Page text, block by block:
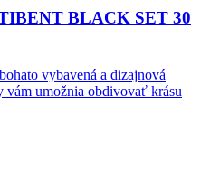
BLACK SET 30
vybavená a dizajnová
vám umožnia obdivovať krásu